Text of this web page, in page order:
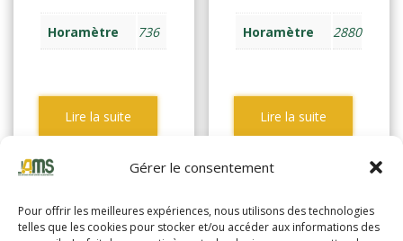
Gérer le consentement
Pour offrir les meilleures expériences, nous utilisons des technologies
telles que les cookies pour stocker et/ou accéder aux informations des
Horamètre 736
Lire la suite
Horamètre 2880
Lire la suite